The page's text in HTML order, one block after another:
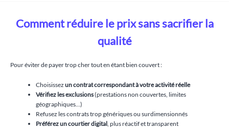
Comment réduire le prix sans sacrifier la
qualité
Pour éviter de payer trop cher tout en étant bien couvert :
Choisissez un contrat correspondant à votre activité réelle
Vérifiez les exclusions(prestations non couvertes, limites
géographiques…)
Refusez les contrats trop génériques ou surdimensionnés
Préférez un courtier digital , plus réactif et transparent